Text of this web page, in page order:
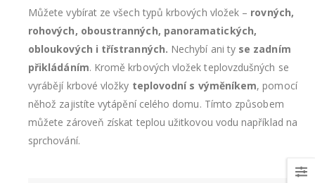
Můžete vybírat ze všech typů krbových vložek – rovných,
rohových, oboustranných, panoramatických,
obloukových i třístranných. Nechybí ani ty se zadním
přikládáním. Kromě krbových vložek teplovzdušných se
vyrábějí krbové vložky teplovodní s výměníkem, pomocí
něhož zajistíte vytápění celého domu. Tímto způsobem
můžete zároveň získat teplou užitkovou vodu například na
sprchování.